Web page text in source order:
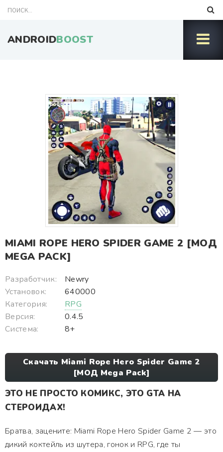
ANDROIDBOOST
MIAMI ROPE HERO SPIDER GAME 2 [МОД
MEGA PACK]
Разработчик:
Newry
Установок:
640000
Категория:
RPG
Версия:
0.4.5
Система:
8+
Скачать Miami Rope Hero Spider Game 2
[МОД Mega Pack]
ЭТО НЕ ПРОСТО КОМИКС, ЭТО GTA НА
СТЕРОИДАХ!
Братва, зацените: Miami Rope Hero Spider Game 2 — это
дикий коктейль из шутера, гонок и RPG, где ты